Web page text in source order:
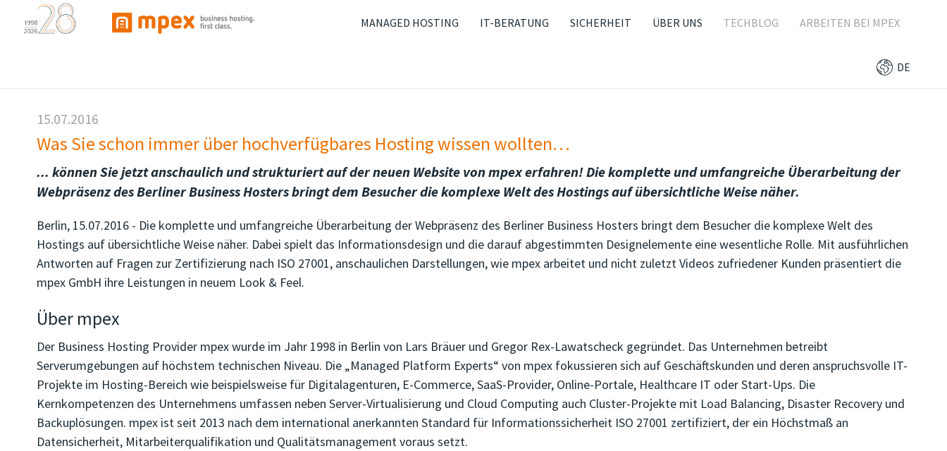
MANAGED HOSTING IT-BERATUNG SICHERHEIT ÜBER UNS TECHBLOG ARBEITEN BEI MPEX
DE
15.07.2016
Was Sie schon immer über hochverfügbares Hosting wissen wollten…
... können Sie jetzt anschaulich und strukturiert auf der neuen Website von mpex erfahren! Die komplette und umfangreiche Überarbeitung der
Webpräsenz des Berliner Business Hosters bringt dem Besucher die komplexe Welt des Hostings auf übersichtliche Weise näher.
Berlin, 15.07.2016 - Die komplette und umfangreiche Überarbeitung der Webpräsenz des Berliner Business Hosters bringt dem Besucher die komplexe Welt des
Hostings auf übersichtliche Weise näher. Dabei spielt das Informationsdesign und die darauf abgestimmten Designelemente eine wesentliche Rolle. Mit ausführlichen
Antworten auf Fragen zur Zertifizierung nach ISO 27001, anschaulichen Darstellungen, wie mpex arbeitet und nicht zuletzt Videos zufriedener Kunden präsentiert die
mpex GmbH ihre Leistungen in neuem Look & Feel.
Über mpex
Der Business Hosting Provider mpex wurde im Jahr 1998 in Berlin von Lars Bräuer und Gregor Rex-Lawatscheck gegründet. Das Unternehmen betreibt
Serverumgebungen auf höchstem technischen Niveau. Die „Managed Platform Experts“ von mpex fokussieren sich auf Geschäftskunden und deren anspruchsvolle IT-
Projekte im Hosting-Bereich wie beispielsweise für Digitalagenturen, E-Commerce, SaaS-Provider, Online-Portale, Healthcare IT oder Start-Ups. Die
Kernkompetenzen des Unternehmens umfassen neben Server-Virtualisierung und Cloud Computing auch Cluster-Projekte mit Load Balancing, Disaster Recovery und
Backuplösungen. mpex ist seit 2013 nach dem international anerkannten Standard für Informationssicherheit ISO 27001 zertifiziert, der ein Höchstmaß an
Datensicherheit, Mitarbeiterqualifikation und Qualitätsmanagement voraus setzt.